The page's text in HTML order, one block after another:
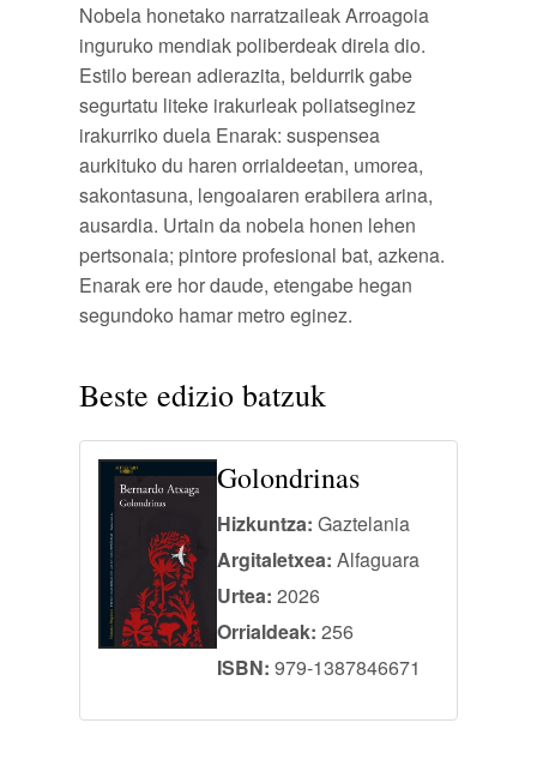
Nobela honetako narratzaileak Arroagoia
inguruko mendiak poliberdeak direla dio.
Estilo berean adierazita, beldurrik gabe
segurtatu liteke irakurleak poliatseginez
irakurriko duela Enarak: suspensea
aurkituko du haren orrialdeetan, umorea,
sakontasuna, lengoaiaren erabilera arina,
ausardia. Urtain da nobela honen lehen
pertsonaia; pintore profesional bat, azkena.
Enarak ere hor daude, etengabe hegan
segundoko hamar metro eginez.
Beste edizio batzuk
Golondrinas
Hizkuntza: Gaztelania
Argitaletxea: Alfaguara
Urtea: 2026
Orrialdeak: 256
ISBN: 979-1387846671